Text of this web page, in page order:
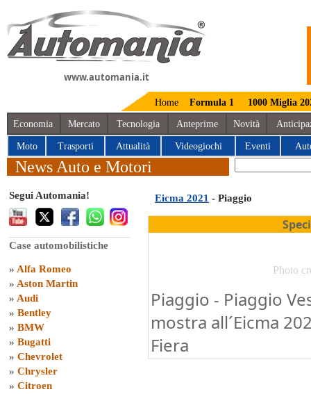
www.automania.it
Home Formula 1 1000 Miglia
Economia Mercato Tecnologia Anteprime Novità
Moto Trasporti Attualità Videogiochi Eventi
News Auto e Motori
Segui Automania!
Case automobilistiche
» Alfa Romeo
» Aston Martin
» Audi
» Bentley
» BMW
» Bugatti
» Chevrolet
» Chrysler
» Citroen
Eicma 2021 - Piaggio
Photo
Piaggio - Piaggio
mostra all´Eicma
Fiera